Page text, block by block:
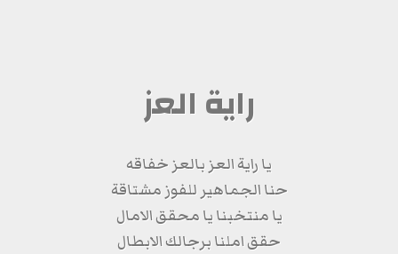
راية العز
يا راية العز بالعز خفاقه
حنا الجماهير للفوز مشتاقة
يا منتخبنا يا محقق الامال
حقق املنا برجالك الابطال